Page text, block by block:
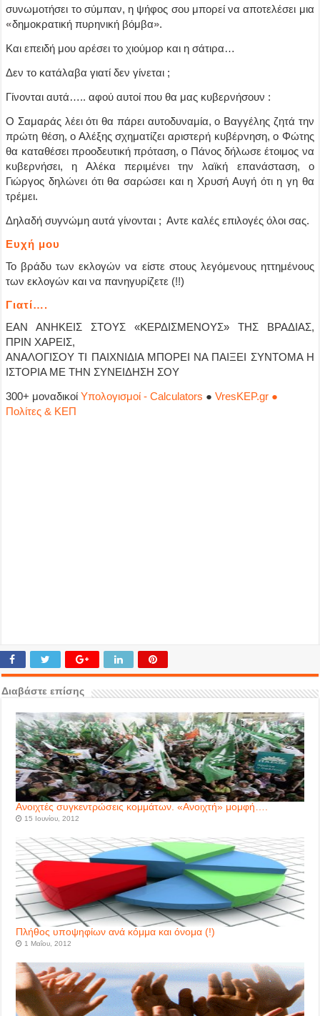
συνωμοτήσει το σύμπαν, η ψήφος σου μπορεί να αποτελέσει μια
«δημοκρατική πυρηνική βόμβα».
Και επειδή μου αρέσει το χιούμορ και η σάτιρα…
Δεν το κατάλαβα γιατί δεν γίνεται ;
Γίνονται αυτά….. αφού αυτοί που θα μας κυβερνήσουν :
Ο Σαμαράς λέει ότι θα πάρει αυτοδυναμία, ο Βαγγέλης ζητά την
πρώτη θέση, ο Αλέξης σχηματίζει αριστερή κυβέρνηση, ο Φώτης
θα καταθέσει προοδευτική πρόταση, ο Πάνος δήλωσε έτοιμος να
κυβερνήσει, η Αλέκα περιμένει την λαϊκή επανάσταση, ο
Γιώργος δηλώνει ότι θα σαρώσει και η Χρυσή Αυγή ότι η γη θα
τρέμει.
Δηλαδή συγνώμη αυτά γίνονται ; Αντε καλές επιλογές όλοι σας.
Ευχή μου
Το βράδυ των εκλογών να είστε στους λεγόμενους ηττημένους
των εκλογών και να πανηγυρίζετε (!!)
Γιατί….
ΕΑΝ ΑΝΗΚΕΙΣ ΣΤΟΥΣ «ΚΕΡΔΙΣΜΕΝΟΥΣ» ΤΗΣ ΒΡΑΔΙΑΣ,
ΠΡΙΝ ΧΑΡΕΙΣ,
ΑΝΑΛΟΓΙΣΟΥ ΤΙ ΠΑΙΧΝΙΔΙΑ ΜΠΟΡΕΙ ΝΑ ΠΑΙΞΕΙ ΣΥΝΤΟΜΑ Η
ΙΣΤΟΡΙΑ ΜΕ ΤΗΝ ΣΥΝΕΙΔΗΣΗ ΣΟΥ
300+ μοναδικοίΥπολογισμοί - Calculators ●VresKEP.gr ●
Πολίτες & ΚΕΠ
Διαβάστε επίσης
Ανοιχτές συγκεντρώσεις κομμάτων. «Ανοιχτή» μομφή….
15 Ιουνίου, 2012
Πλήθος υποψηφίων ανά κόμμα και όνομα (!)
1 Μαΐου, 2012